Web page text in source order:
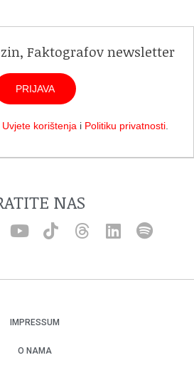
Faktografov newsletter
PRIJAVA
Uvjete korištenja i Politiku privatnosti.
NAS
IMPRESSUM
O NAMA